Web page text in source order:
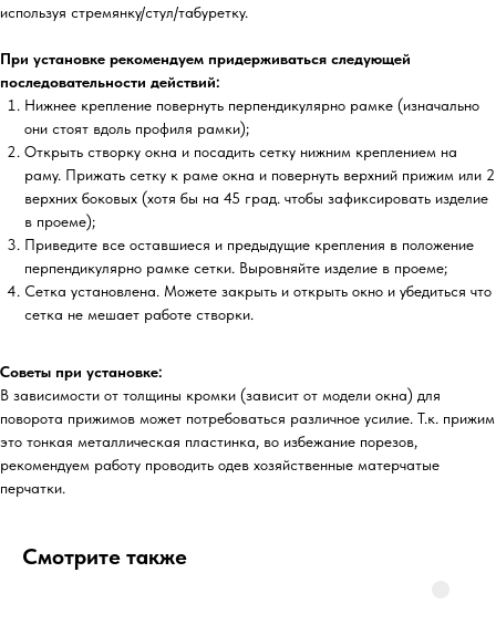
используя стремянку/стул/табуретку.
При установке рекомендуем придерживаться следующей
последовательности действий:
Нижнее крепление повернуть перпендикулярно рамке (изначально
они стоят вдоль профиля рамки);
Открыть створку окна и посадить сетку нижним креплением на
раму. Прижать сетку к раме окна и повернуть верхний прижим или 2
верхних боковых (хотя бы на 45 град. чтобы зафиксировать изделие
в проеме);
Приведите все оставшиеся и предыдущие крепления в положение
перпендикулярно рамке сетки. Выровняйте изделие в проеме;
Сетка установлена. Можете закрыть и открыть окно и убедиться что
сетка не мешает работе створки.
Советы при установке:
В зависимости от толщины кромки (зависит от модели окна) для
поворота прижимов может потребоваться различное усилие. Т.к. прижим
это тонкая металлическая пластинка, во избежание порезов,
рекомендуем работу проводить одев хозяйственные матерчатые
перчатки.
Смотрите также